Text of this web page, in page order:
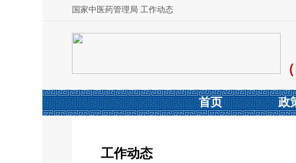
国家中医药管理局 工作动态
首页 政
工作动态